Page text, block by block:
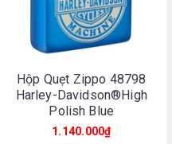
Hộp Quẹt Zippo 48798
Harley-Davidson®High
Polish Blue
1.140.000₫